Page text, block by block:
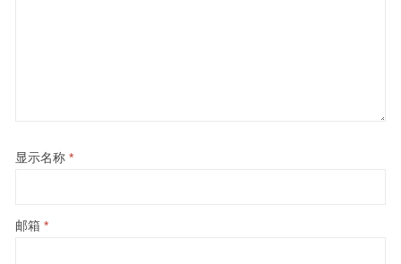
显示名称 *
邮箱 *